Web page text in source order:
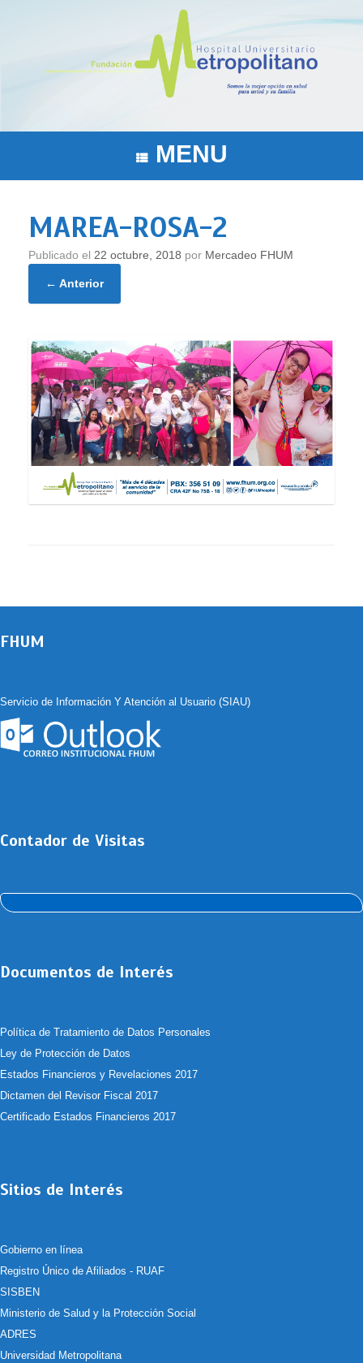
MENU
MAREA-ROSA-2
Publicado el 22 octubre, 2018 por Mercadeo FHUM
← Anterior
FHUM
Servicio de Información Y Atención al Usuario (SIAU)
Contador de Visitas
Documentos de Interés
Política de Tratamiento de Datos Personales
Ley de Protección de Datos
Estados Financieros y Revelaciones 2017
Dictamen del Revisor Fiscal 2017
Certificado Estados Financieros 2017
Sitios de Interés
Gobierno en línea
Registro Único de Afiliados - RUAF
SISBEN
Ministerio de Salud y la Protección Social
ADRES
Universidad Metropolitana